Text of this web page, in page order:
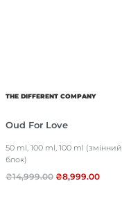
THE DIFFERENT COMPANY
Oud For Love
50 ml, 100 ml, 100 ml (змінний
блок)
₴14,999.00 ₴8,999.00